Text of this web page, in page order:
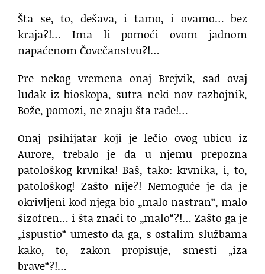
Šta se, to, dešava, i tamo, i ovamo… bez
kraja?!… Ima li pomoći ovom jadnom
napaćenom Čovečanstvu?!…
Pre nekog vremena onaj Brejvik, sad ovaj
ludak iz bioskopa, sutra neki nov razbojnik,
Bože, pomozi, ne znaju šta rade!…
Onaj psihijatar koji je lečio ovog ubicu iz
Aurore, trebalo je da u njemu prepozna
patološkog krvnika! Baš, tako: krvnika, i, to,
patološkog! Zašto nije?! Nemoguće je da je
okrivljeni kod njega bio „malo nastran“, malo
šizofren… i šta znači to „malo“?!… Zašto ga je
„ispustio“ umesto da ga, s ostalim službama
kako, to, zakon propisuje, smesti „iza
brave“?!…